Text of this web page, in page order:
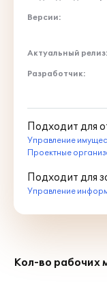
Версии:
Актуальный релиз:
Разработчик:
Подходит для
Управление
Проектные
Подходит для
Управление
Кол-во рабочих